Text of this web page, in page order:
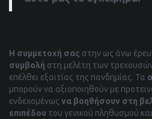
Η συμμετοχή σας στην ως άνω
συμβολή στη μελέτη των
επέλθει εξαιτίας της πανδημίας. Τα
μπορούν να αξιοποιηθούν με
ενδεχομένως να βοηθήσουν στη
επιπέδου του γενικού πληθυσμού